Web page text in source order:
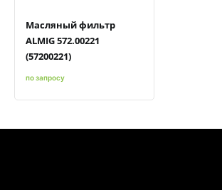
Масляный фильтр
ALMIG 572.00221
(57200221)
по запросу